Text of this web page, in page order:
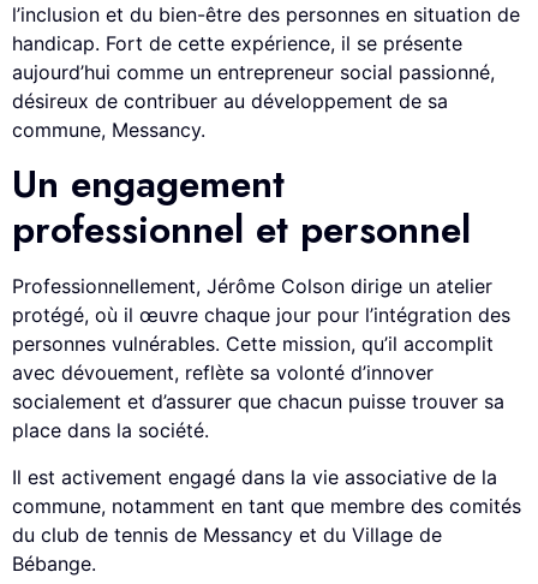
l’inclusion et du bien-être des personnes en situation de
handicap. Fort de cette expérience, il se présente
aujourd’hui comme un entrepreneur social passionné,
désireux de contribuer au développement de sa
commune, Messancy.
Un engagement
professionnel et personnel
Professionnellement, Jérôme Colson dirige un atelier
protégé, où il œuvre chaque jour pour l’intégration des
personnes vulnérables. Cette mission, qu’il accomplit
avec dévouement, reflète sa volonté d’innover
socialement et d’assurer que chacun puisse trouver sa
place dans la société.
Il est activement engagé dans la vie associative de la
commune, notamment en tant que membre des comités
du club de tennis de Messancy et du Village de
Bébange.